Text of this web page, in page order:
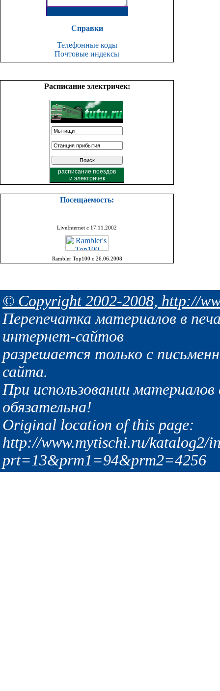
Справки
Телефонные коды
Почтовые индексы
Расписание электричек:
расписание поездов
и электричек
Посещаемость:
LiveInternet с 17.11.2002
Rambler Top100 с 26.06.2008
© Copyright 2002-2008, http://
Перепечатка материалов в
интернет-сайтов
разрешается только с
сайта.
При использовании
обязательна!
Original location of this page:
http://www.mytischi.ru/katalog2/
prt=13&prm1=94&prm2=4256